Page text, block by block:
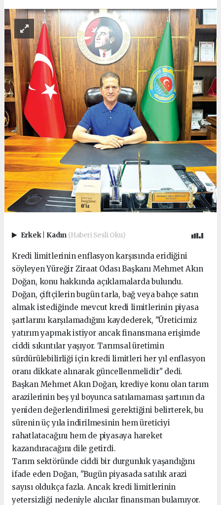
Erkek Kadın (Haberi Sesli Oku)
Kredi limitlerinin enflasyon karşısında eridiğini
söyleyen Yüreğir Ziraat Odası Başkanı Mehmet Akın
Doğan, konu hakkında açıklamalarda bulundu.
Doğan, çiftçilerin bugün tarla, bağ veya bahçe satın
almak istediğinde mevcut kredi limitlerinin piyasa
şartlarını karşılamadığını kaydederek, "Üreticimiz
yatırım yapmak istiyor ancak finansmana erişimde
ciddi sıkıntılar yaşıyor. Tarımsal üretimin
sürdürülebilirliği için kredi limitleri her yıl enflasyon
oranı dikkate alınarak güncellenmelidir" dedi.
Başkan Mehmet Akın Doğan, krediye konu olan tarım
arazilerinin beş yıl boyunca satılamaması şartının da
yeniden değerlendirilmesi gerektiğini belirterek, bu
sürenin üç yıla indirilmesinin hem üreticiyi
rahatlatacağını hem de piyasaya hareket
kazandıracağını dile getirdi.
Tarım sektöründe ciddi bir durgunluk yaşandığını
ifade eden Doğan, "Bugün piyasada satılık arazi
sayısı oldukça fazla. Ancak kredi limitlerinin
yetersizliği nedeniyle alıcılar finansman bulamıyor.